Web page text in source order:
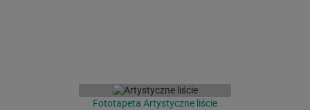
Fototapeta Artystyczne liście